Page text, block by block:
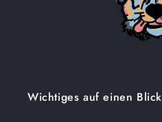
Wichtiges auf einen Blick